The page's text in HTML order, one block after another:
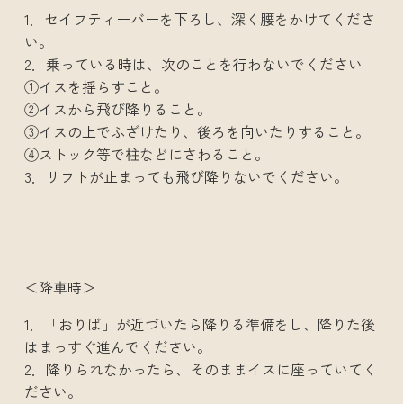
1．セイフティーバーを下ろし、深く腰をかけてくださ
い。
2．乗っている時は、次のことを行わないでください
①イスを揺らすこと。
②イスから飛び降りること。
③イスの上でふざけたり、後ろを向いたりすること。
④ストック等で柱などにさわること。
3．リフトが止まっても飛び降りないでください。
＜降車時＞
1．「おりば」が近づいたら降りる準備をし、降りた後
はまっすぐ進んでください。
2．降りられなかったら、そのままイスに座っていてく
ださい。